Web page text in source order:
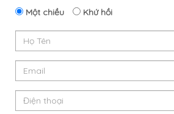
Một chiều Khứ hồi